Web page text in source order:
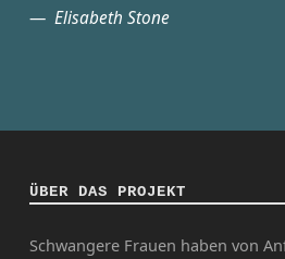
Elisabeth Stone
ÜBER DAS PROJEKT
Schwangere Frauen haben von